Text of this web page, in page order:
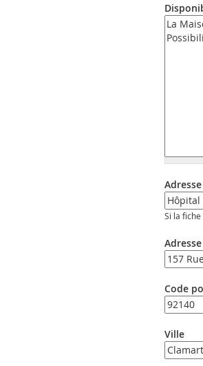
Adresse
Si la
Code
Ville